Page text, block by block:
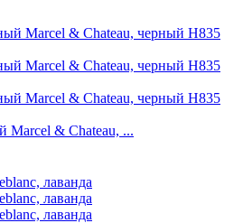
Marcel & Chateau, ...